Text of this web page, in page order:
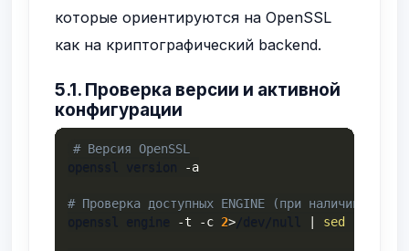
которые ориентируются на OpenSSL
как на криптографический backend.
5.1. Проверка версии и активной
конфигурации
# Версия OpenSSL
-a
# Проверка доступных ENGINE (при наличии
-t -c 2> sed